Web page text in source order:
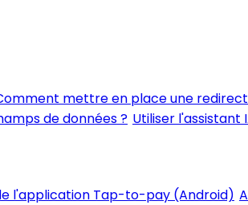
mettre en place une
de données ? Utiliser l'assistant
l'application Tap-to-pay (Android)